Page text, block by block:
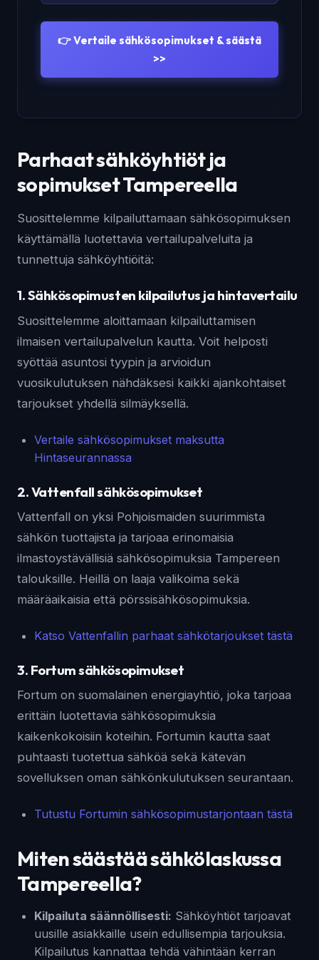
👉 Vertaile sähkösopimukset & säästä
>>
Parhaat sähköyhtiöt ja
sopimukset Tampereella
Suosittelemme kilpailuttamaan sähkösopimuksen
käyttämällä luotettavia vertailupalveluita ja
tunnettuja sähköyhtiöitä:
1. Sähkösopimusten kilpailutus ja hintavertailu
Suosittelemme aloittamaan kilpailuttamisen
ilmaisen vertailupalvelun kautta. Voit helposti
syöttää asuntosi tyypin ja arvioidun
vuosikulutuksen nähdäksesi kaikki ajankohtaiset
tarjoukset yhdellä silmäyksellä.
Vertaile sähkösopimukset maksutta
Hintaseurannassa
2. Vattenfall sähkösopimukset
Vattenfall on yksi Pohjoismaiden suurimmista
sähkön tuottajista ja tarjoaa erinomaisia
ilmastoystävällisiä sähkösopimuksia Tampereen
talouksille. Heillä on laaja valikoima sekä
määräaikaisia että pörssisähkösopimuksia.
Katso Vattenfallin parhaat sähkötarjoukset tästä
3. Fortum sähkösopimukset
Fortum on suomalainen energiayhtiö, joka tarjoaa
erittäin luotettavia sähkösopimuksia
kaikenkokoisiin koteihin. Fortumin kautta saat
puhtaasti tuotettua sähköä sekä kätevän
sovelluksen oman sähkönkulutuksen seurantaan.
Tutustu Fortumin sähkösopimustarjontaan tästä
Miten säästää sähkölaskussa
Tampereella?
Kilpailuta säännöllisesti: Sähköyhtiöt tarjoavat
uusille asiakkaille usein edullisempia tarjouksia.
Kilpailutus kannattaa tehdä vähintään kerran